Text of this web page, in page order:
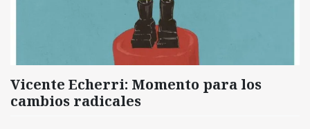
Vicente Echerri: Momento para los
cambios radicales